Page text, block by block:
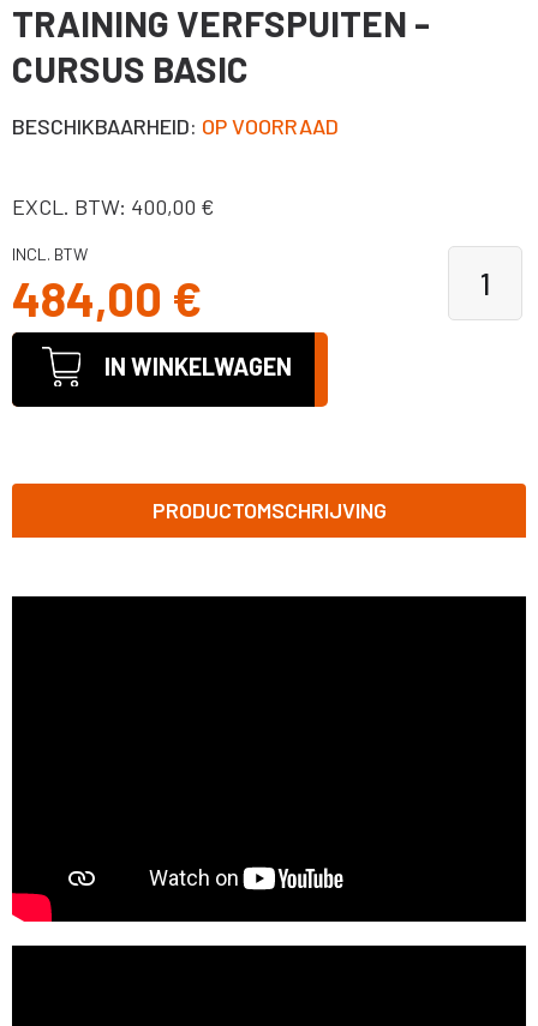
TRAINING VERFSPUITEN -
CURSUS BASIC
BESCHIKBAARHEID: OP VOORRAAD
EXCL. BTW: 400,00 €
INCL. BTW
484,00 €
IN WINKELWAGEN
PRODUCTOMSCHRIJVING